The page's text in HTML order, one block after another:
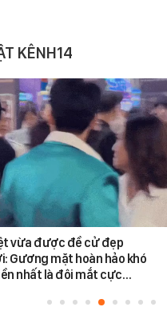
KÊNH14
vừa được đề cử đẹp
Gương mặt hoàn hảo khó
nhất là đôi mắt cực…